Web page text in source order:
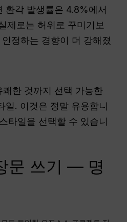
환각 발생률은 4.8%에서
제로는 허위로 꾸미기보
정하는 경향이 더 강해졌
한 것까지 선택 가능한
일. 이것은 정말 유용합니
타일을 선택할 수 있습니
문 쓰기 — 명